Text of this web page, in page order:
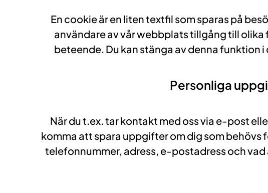
En cookie är en liten textfil som sparas på
användare av vår webbplats tillgång till
beteende. Du kan stänga av denna funktion
Personliga
När du t.ex. tar kontakt med oss via e-post
komma att spara uppgifter om dig som behövs
telefonnummer, adress, e-postadress och